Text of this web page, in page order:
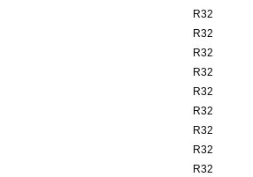
R32
R32
R32
R32
R32
R32
R32
R32
R32